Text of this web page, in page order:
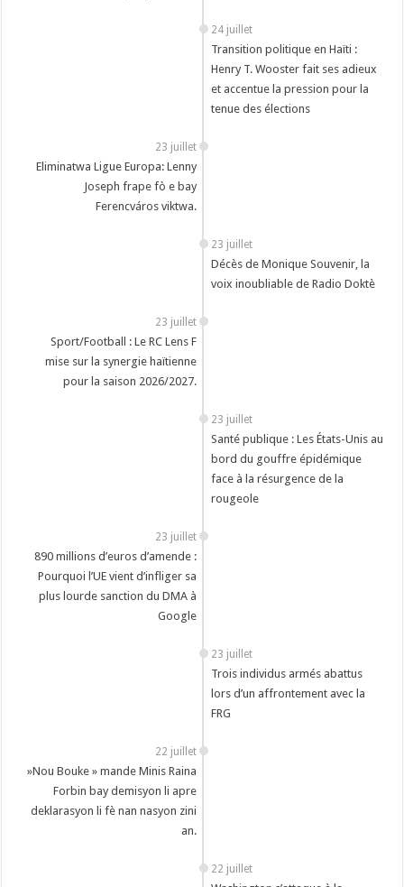
24 juillet
Transition politique en Haïti :
Henry T. Wooster fait ses adieux
et accentue la pression pour la
tenue des élections
23 juillet
Eliminatwa Ligue Europa: Lenny
Joseph frape fò e bay
Ferencváros viktwa.
23 juillet
Décès de Monique Souvenir, la
voix inoubliable de Radio Doktè
23 juillet
Sport/Football : Le RC Lens F
mise sur la synergie haïtienne
pour la saison 2026/2027.
23 juillet
Santé publique : Les États-Unis au
bord du gouffre épidémique
face à la résurgence de la
rougeole
23 juillet
890 millions d’euros d’amende :
Pourquoi l’UE vient d’infliger sa
plus lourde sanction du DMA à
Google
23 juillet
Trois individus armés abattus
lors d’un affrontement avec la
FRG
22 juillet
‎ »Nou Bouke » mande Minis Raina
Forbin bay demisyon li apre
deklarasyon li fè nan nasyon zini
an.
22 juillet